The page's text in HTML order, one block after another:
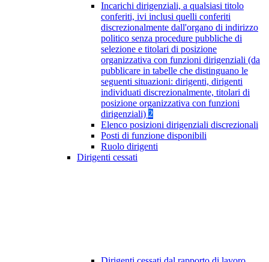
Incarichi dirigenziali, a qualsiasi titolo
conferiti, ivi inclusi quelli conferiti
discrezionalmente dall'organo di indirizzo
politico senza procedure pubbliche di
selezione e titolari di posizione
organizzativa con funzioni dirigenziali (da
pubblicare in tabelle che distinguano le
seguenti situazioni: dirigenti, dirigenti
individuati discrezionalmente, titolari di
posizione organizzativa con funzioni
dirigenziali) 2
Elenco posizioni dirigenziali discrezionali
Posti di funzione disponibili
Ruolo dirigenti
Dirigenti cessati